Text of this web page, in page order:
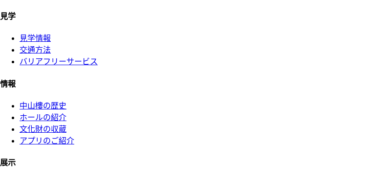
見学
見学情報
交通方法
バリアフリーサービス
情報
中山樓の歴史
ホールの紹介
文化財の収蔵
アプリのご紹介
展示